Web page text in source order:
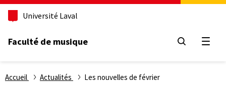
Aller
principal
Université Laval
Faculté de musique
Fil
Accueil Actualités Les nouvelles de février